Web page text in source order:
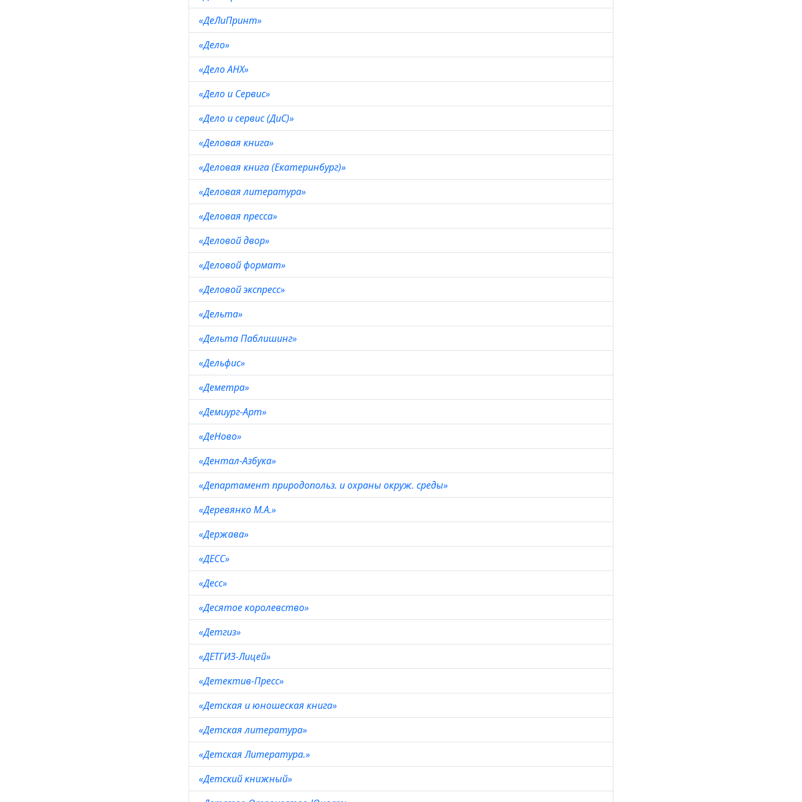
«ДеЛиПринт»
«Дело»
«Дело АНХ»
«Дело и Сервис»
«Дело и сервис (ДиС)»
«Деловая книга»
«Деловая книга (Екатеринбург)»
«Деловая литература»
«Деловая пресса»
«Деловой двор»
«Деловой формат»
«Деловой экспресс»
«Дельта»
«Дельта Паблишинг»
«Дельфис»
«Деметра»
«Демиург-Арт»
«ДеНово»
«Дентал-Азбука»
«Департамент природопольз. и охраны окруж. среды»
«Деревянко М.А.»
«Держава»
«ДЕСС»
«Десс»
«Десятое королевство»
«Детгиз»
«ДЕТГИЗ-Лицей»
«Детектив-Пресс»
«Детская и юношеская книга»
«Детская литература»
«Детская Литература.»
«Детский книжный»